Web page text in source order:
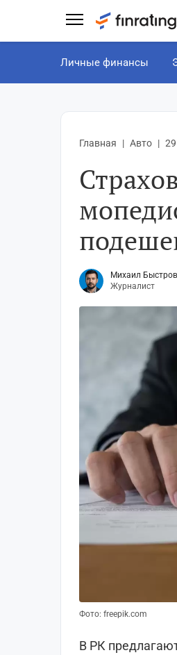
Личные финансы
Главная Авто
Михаил Быстров
Журналист
Фото: freepik.com
В РК